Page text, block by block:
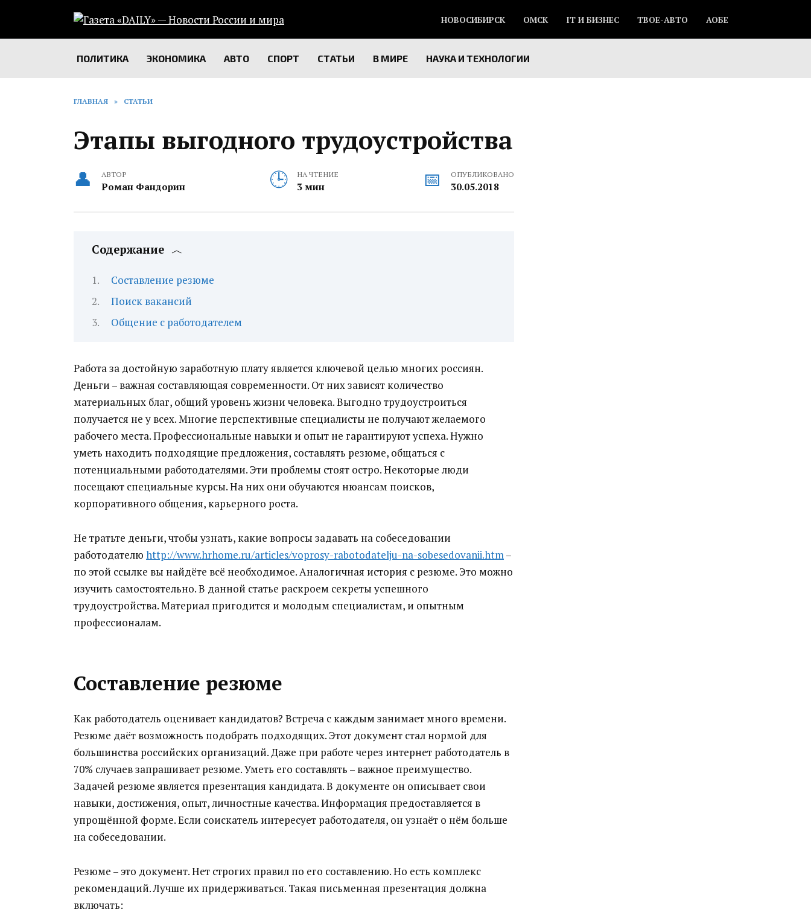
содержанию
НОВОСИБИРСК ОМСК IT И БИЗНЕС ТВОЕ-АВТО АОБЕ
ПОЛИТИКА ЭКОНОМИКА АВТО СПОРТ СТАТЬИ В МИРЕ НАУКА И ТЕХНОЛОГИИ
ГЛАВНАЯ » СТАТЬИ
Этапы выгодного трудоустройства
АВТОР
Роман Фандорин
НА ЧТЕНИЕ
3 мин
ОПУБЛИКОВАНО
30.05.2018
Содержание
Составление резюме
Поиск вакансий
Общение с работодателем
Работа за достойную заработную плату является ключевой целью многих россиян.
Деньги – важная составляющая современности. От них зависят количество
материальных благ, общий уровень жизни человека. Выгодно трудоустроиться
получается не у всех.Многие перспективные специалисты не получают желаемого
рабочего места. Профессиональные навыки и опыт не гарантируют успеха. Нужно
уметь находить подходящие предложения, составлять резюме, общаться с
потенциальными работодателями. Эти проблемы стоят остро. Некоторые люди
посещают специальные курсы. На них они обучаются нюансам поисков,
корпоративного общения, карьерного роста.
Не тратьте деньги, чтобы узнать, какие вопросы задавать на собеседовании
работодателю http://www.hrhome.ru/articles/voprosy-rabotodatelju-na-sobesedovanii.htm–
по этой ссылке вы найдёте всё необходимое. Аналогичная история с резюме. Это можно
изучить самостоятельно. В данной статье раскроем секреты успешного
трудоустройства. Материал пригодится и молодым специалистам, и опытным
профессионалам.
Составление резюме
Как работодатель оценивает кандидатов? Встреча с каждым занимает много времени.
Резюме даёт возможность подобрать подходящих. Этот документ стал нормой для
большинства российских организаций. Даже при работе через интернет работодатель в
70% случаев запрашивает резюме. Уметь его составлять – важное преимущество.
Задачей резюме является презентация кандидата. В документе он описывает свои
навыки, достижения, опыт, личностные качества. Информация предоставляется в
упрощённой форме. Если соискатель интересует работодателя, он узнаёт о нём больше
на собеседовании.
Резюме – это документ. Нет строгих правил по его составлению. Но есть комплекс
рекомендаций. Лучше их придерживаться. Такая письменная презентация должна
включать: